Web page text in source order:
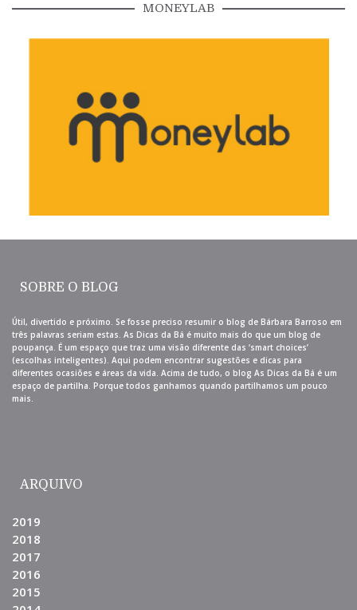
MONEYLAB
SOBRE O BLOG
Útil, divertido e próximo. Se fosse preciso resumir o blog de Bárbara Barroso em
três palavras seriam estas. As Dicas da Bá é muito mais do que um blog de
poupança. É um espaço que traz uma visão diferente das ‘smart choices’
(escolhas inteligentes). Aqui podem encontrar sugestões e dicas para
diferentes ocasiões e áreas da vida. Acima de tudo, o blog As Dicas da Bá é um
espaço de partilha. Porque todos ganhamos quando partilhamos um pouco
mais.
ARQUIVO
2019
2018
2017
2016
2015